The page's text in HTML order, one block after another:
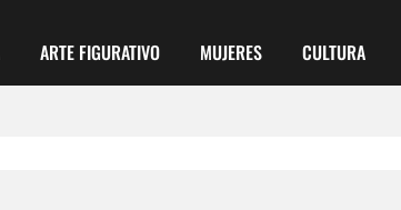
ARTE FIGURATIVO MUJERES CULTURA